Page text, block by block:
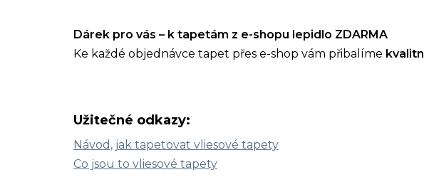
Dárek pro vás – k tapetám z e-shopu lepidlo ZDARMA
Ke každé objednávce tapet přes e-shop vám přibalíme
Užitečné odkazy:
Návod, jak tapetovat vliesové tapety
Co jsou to vliesové tapety